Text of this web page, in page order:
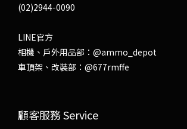
(02)2944-0090
LINE官方
相機、戶外用品部： @ammo_depot
車頂架、改裝部： @677rmffe
顧客服務 Service